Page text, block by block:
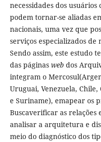
necessidades dos
podem tornar-se aliadas
nacionais, uma vez que
serviços especializados
Sendo assim, este estudo
das páginas webdos
integram o
Uruguai, Venezuela,
e Suriname), emapear os
Buscaverificar as relações
analisar a arquitetura e
meio do diagnóstico dos